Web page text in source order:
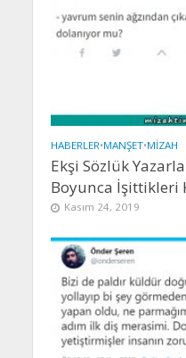
HABERLER•MANŞET•MIZAH
Ekşi Sözlük
Boyunca İşittikleri
Kasım 24, 2019